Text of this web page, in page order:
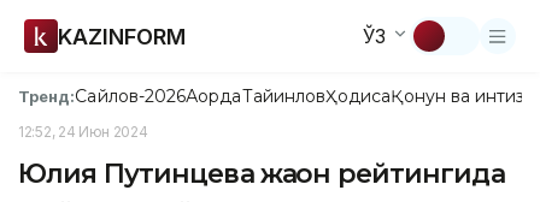
KAZINFORM ЎЗ
Тренд:Сайлов-2026АқордаТайинловҲодисаҚонун ва
12:52, 24 Июн 2024
Юлия Путинцева жаҳон рейтингида